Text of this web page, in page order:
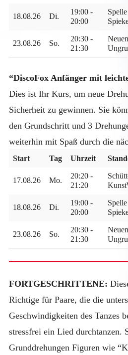
18.08.26 Di.
19:00 -
20:00
23.08.26 So.
20:30 -
21:30
“DiscoFox Anfänger mit
Dies ist Ihr Kurs, um neue
Sicherheit zu gewinnen. Sie
den Grundschritt und 3
weiterhin mit Spaß durch die
Start Tag Uhrzeit
17.08.26 Mo.
20:20 -
21:20
18.08.26 Di.
19:00 -
20:00
23.08.26 So.
20:30 -
21:30
FORTGESCHRITTENE:
Richtige für Paare, die die
Geschwindigkeiten des Tanzes
stressfrei ein Lied durchtanzen.
Grunddrehungen Figuren wie